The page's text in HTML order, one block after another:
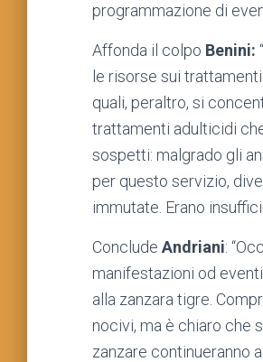
programmazione di
Affonda il colpo Benini:
le risorse sui
quali, peraltro, si
trattamenti adulticidi
sospetti: malgrado gli
per questo servizio,
immutate. Erano
Conclude Andriani:
manifestazioni od
alla zanzara tigre.
nocivi, ma è chiaro che
zanzare continueranno